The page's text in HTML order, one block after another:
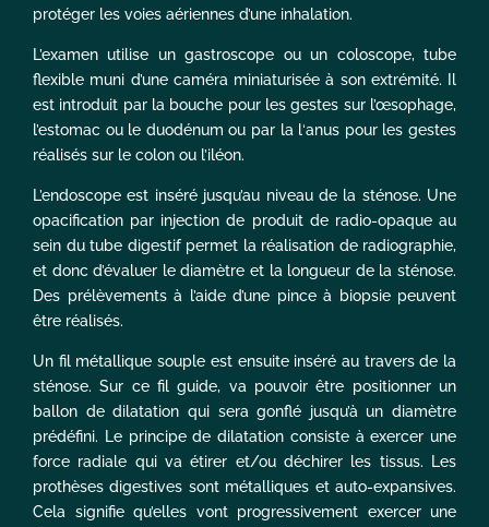
protéger les voies aériennes d’une inhalation.
L’examen utilise un gastroscope ou un coloscope, tube
flexible muni d’une caméra miniaturisée à son extrémité. Il
est introduit par la bouche pour les gestes sur l’œsophage,
l’estomac ou le duodénum ou par la l‘anus pour les gestes
réalisés sur le colon ou l’iléon.
L’endoscope est inséré jusqu’au niveau de la sténose. Une
opacification par injection de produit de radio-opaque au
sein du tube digestif permet la réalisation de radiographie,
et donc d’évaluer le diamètre et la longueur de la sténose.
Des prélèvements à l’aide d’une pince à biopsie peuvent
être réalisés.
Un fil métallique souple est ensuite inséré au travers de la
sténose. Sur ce fil guide, va pouvoir être positionner un
ballon de dilatation qui sera gonflé jusqu’à un diamètre
prédéfini. Le principe de dilatation consiste à exercer une
force radiale qui va étirer et/ou déchirer les tissus. Les
prothèses digestives sont métalliques et auto-expansives.
Cela signifie qu’elles vont progressivement exercer une